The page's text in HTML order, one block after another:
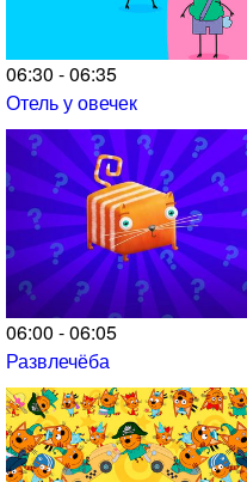
06:30 - 06:35
Отель у овечек
06:00 - 06:05
Развлечёба